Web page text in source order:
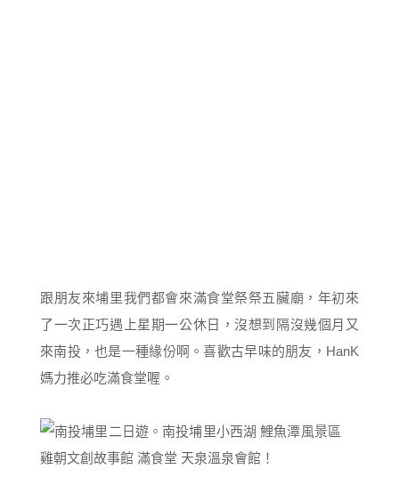
跟朋友來埔里我們都會來滿食堂祭祭五臟廟，年初來
了一次正巧遇上星期一公休日，沒想到隔沒幾個月又
來南投，也是一種緣份啊。喜歡古早味的朋友，HanK
媽力推必吃滿食堂喔。